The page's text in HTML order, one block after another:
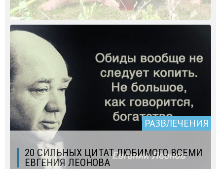
РАЗВЛЕЧЕНИЯ
20 СИЛЬНЫХ ЦИТАТ ЛЮБИМОГО ВСЕМИ
ЕВГЕНИЯ ЛЕОНОВА